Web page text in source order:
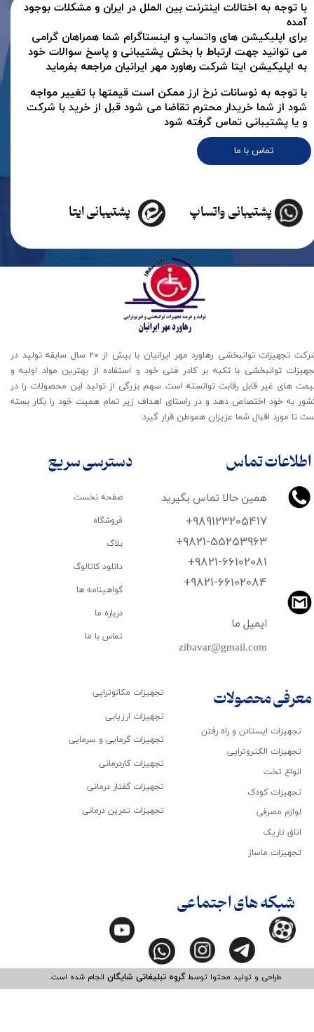
تماس با ما
با توجه به اختالات اینترنت بین الملل در ایران و مشکلات بوجود
آمده
برای اپلیکیشن های واتساپ و اینستاگرام شما همراهان گرامی
می توانید جهت ارتباط با بخش پشتیبانی و پاسخ سوالات خود
به اپلیکیشن ایتا شرکت رهاورد مهر ایرانیان مراجعه بفرماید
پشتیبانی ایتا پشتیبانی واتساپ
با توجه به نوسانات نرخ ارز ممکن است قیمتها با تغییر مواجه
شود از شما خریدار محترم تقاضا می شود قبل از خرید با شرکت
و یا پشتیبانی تماس گرفته شود
اطلاعات تماس
همین حالا تماس بگیرید
+989123205417
+9821-55253963
+9821-66102081
​​​​​​​+9821-66102084
zibavar@gmail.com
ایمیل ما
شرکت تجهیزات توانبخشی رهاورد مهر ایرانیان با بیش از 20 سال سابقه تولید در
توانبخشی با تکیه بر کادر فنی خود و استفاده از بهترین مواد اولیه و
های غیر قابل رقابت توانسته است سهم بزرگی از تولید این محصولات را در
به خود اختصاص دهد و در راستای اهداف زیر تمام همیت خود را بکار بسته
تا مورد اقبال شما عزیزان هموطن قرار گیرد​​​​​​​.
طراحی و تولید محتوا توسطگروه تبلیغاتی شایگانانجام شده است.​​​​​​​
تجهیزات ایستادن و راه رفتن
تجهیزات الکتروتراپی
انواع تخت
تجهیزات کودک
لوازم مصرفی
اتاق تاریک
تجهیزات ماساژ
صفحه نخست
فروشگاه
بلاگ
دانلود کاتالوگ
گواهینامه ها
درباره ما
تماس با ما
تجهیزات مکانوتراپی
تجهیزات ارزیابی
تجهیزات گرمایی و سرمایی
تجهیزات کاردرمانی
تجهیزات گفتار درمانی
تجهیزات تمرین درمانی
دسترسی سریع
معرفی محصولات
شبکه های اجتماعی